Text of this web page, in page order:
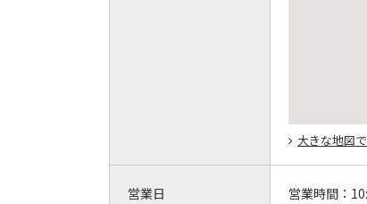
大きな地図
営業日 営業時間：